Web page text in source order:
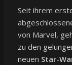
Seit ihrem
von Marvel,
zu den
neuen Star-